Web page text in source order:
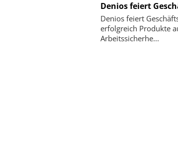
Denios feiert
Denios feiert
erfolgreich Produkte
Arbeitssicherhe...